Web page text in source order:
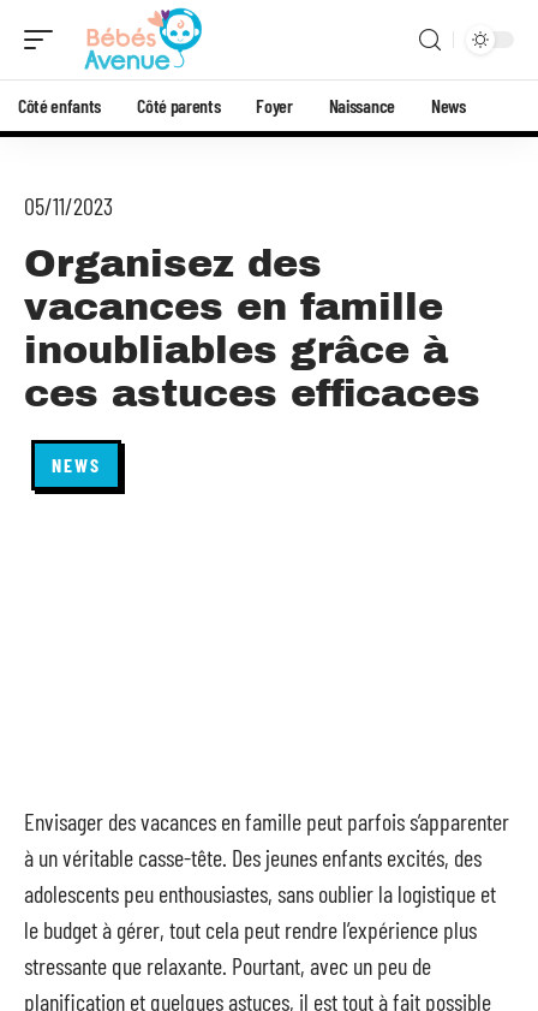
Côté enfants Côté parents Foyer Naissance News
05/11/2023
Organisez des
vacances en famille
inoubliables grâce à
ces astuces efficaces
NEWS
Envisager des vacances en famille peut parfois s’apparenter
à un véritable casse-tête. Des jeunes enfants excités, des
adolescents peu enthousiastes, sans oublier la logistique et
le budget à gérer, tout cela peut rendre l’expérience plus
stressante que relaxante. Pourtant, avec un peu de
planification et quelques astuces, il est tout à fait possible